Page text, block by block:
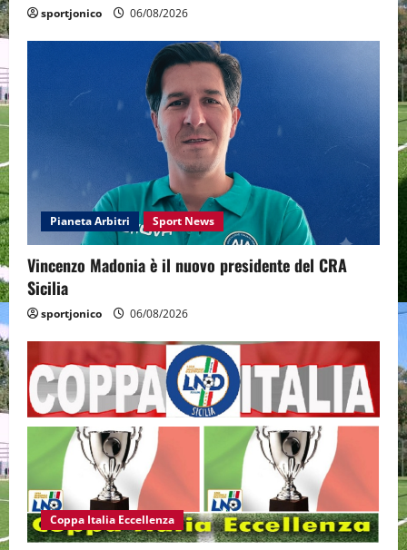
sportjonico 06/08/2026
Pianeta Arbitri Sport News
Vincenzo Madonia è il nuovo presidente del CRA
Sicilia
sportjonico 06/08/2026
Coppa Italia Eccellenza